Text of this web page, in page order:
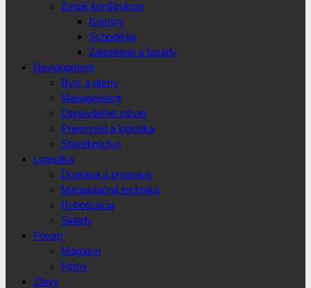
Zvislé konštrukcie
Komíny
Schodištia
Zateplenie a fasády
Development
Byty a domy
Management
Obnoviteľné zdroje
Priemysel a logistika
Stavebníctvo
Logistika
Doprava a preprava
Manipulačná technika
Robotizácia
Sklady
Fórum
Magazín
Firmy
Zľavy